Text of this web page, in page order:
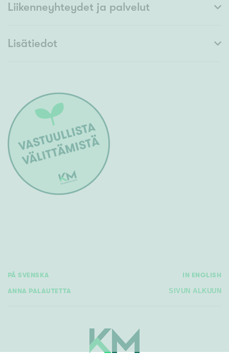
Liikenneyhteydet ja palvelut
Lisätiedot
PÅ SVENSKA IN ENGLISH
ANNA PALAUTETTA SIVUN ALKUUN